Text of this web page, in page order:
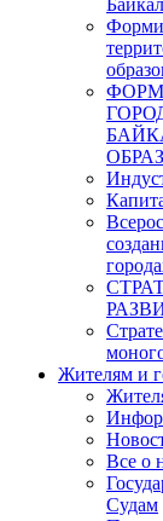
Жителям и
Все о
Судам